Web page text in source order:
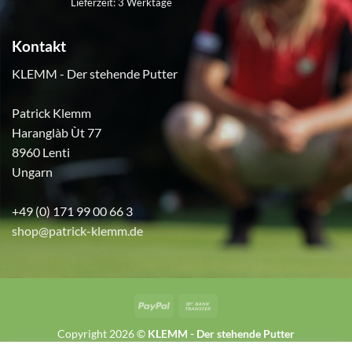
Kontakt
KLEMM - Der stehende Putter
Patrick Klemm
Haranglàb Ùt 77
8960 Lenti
Ungarn
+49 (0) 171 99 00 66 3
shop@patrick-klemm.de
PayPal
Copyright 2026 © KLEMM - Der stehende Putter